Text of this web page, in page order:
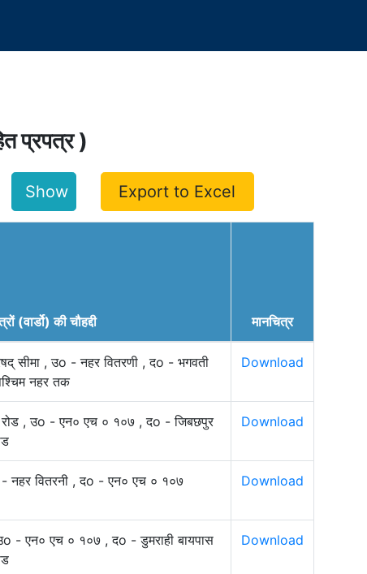
प्रपत्र )
Export to Excel
(वार्डो) की चौहद्दी मानचित्र
सीमा , उo - नहर वितरणी , दo - भगवती
नहर तक
Download
, उo - एन० एच ० १०७ , दo - जिबछपुर
Download
वितरनी , दo - एन० एच ० १०७ Download
एन० एच ० १०७ , दo - डुमराही बायपास
Download